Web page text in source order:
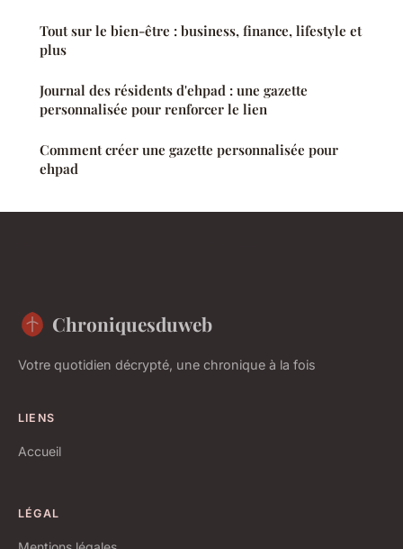
Tout sur le bien-être : business, finance, lifestyle et
plus
Journal des résidents d'ehpad : une gazette
personnalisée pour renforcer le lien
Comment créer une gazette personnalisée pour
ehpad
Chroniquesduweb
Votre quotidien décrypté, une chronique à la fois
LIENS
Accueil
LÉGAL